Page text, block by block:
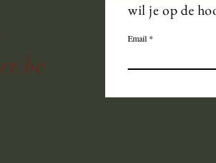
wil je op de
Email